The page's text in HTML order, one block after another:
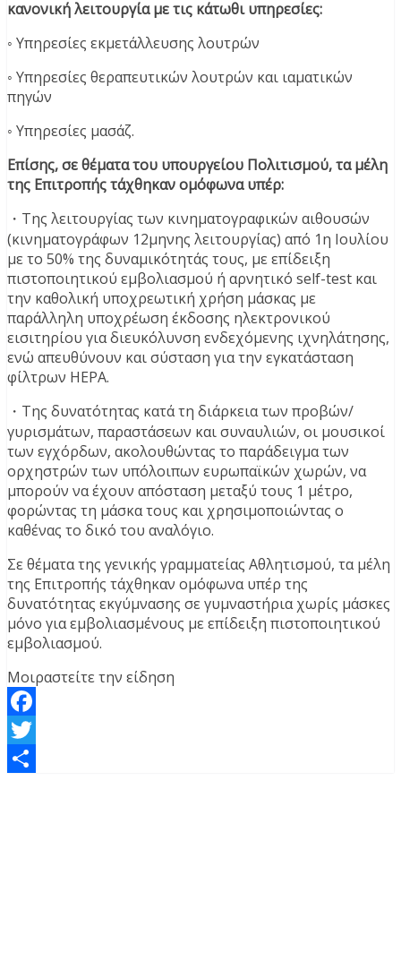
κανονική λειτουργία με τις κάτωθι υπηρεσίες:
◦ Υπηρεσίες εκμετάλλευσης λουτρών
◦ Υπηρεσίες θεραπευτικών λουτρών και ιαματικών
πηγών
◦ Υπηρεσίες μασάζ.
Επίσης, σε θέματα του υπουργείου Πολιτισμού, τα μέλη
της Επιτροπής τάχθηκαν ομόφωνα υπέρ:
・Της λειτουργίας των κινηματογραφικών αιθουσών
(κινηματογράφων 12μηνης λειτουργίας) από 1η Ιουλίου
με το 50% της δυναμικότητάς τους, με επίδειξη
πιστοποιητικού εμβολιασμού ή αρνητικό self-test και
την καθολική υποχρεωτική χρήση μάσκας με
παράλληλη υποχρέωση έκδοσης ηλεκτρονικού
εισιτηρίου για διευκόλυνση ενδεχόμενης ιχνηλάτησης,
ενώ απευθύνουν και σύσταση για την εγκατάσταση
φίλτρων HEPA.
・Της δυνατότητας κατά τη διάρκεια των προβών/
γυρισμάτων, παραστάσεων και συναυλιών, οι μουσικοί
των εγχόρδων, ακολουθώντας το παράδειγμα των
ορχηστρών των υπόλοιπων ευρωπαϊκών χωρών, να
μπορούν να έχουν απόσταση μεταξύ τους 1 μέτρο,
φορώντας τη μάσκα τους και χρησιμοποιώντας ο
καθένας το δικό του αναλόγιο.
Σε θέματα της γενικής γραμματείας Αθλητισμού, τα μέλη
της Επιτροπής τάχθηκαν ομόφωνα υπέρ της
δυνατότητας εκγύμνασης σε γυμναστήρια χωρίς μάσκες
μόνο για εμβολιασμένους με επίδειξη πιστοποιητικού
εμβολιασμού.
Μοιραστείτε την είδηση
Facebook
Twitter